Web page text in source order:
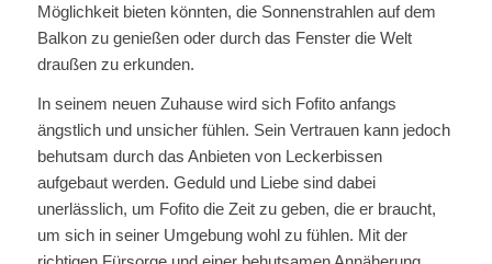
Möglichkeit bieten könnten, die Sonnenstrahlen auf dem
Balkon zu genießen oder durch das Fenster die Welt
draußen zu erkunden.
In seinem neuen Zuhause wird sich Fofito anfangs
ängstlich und unsicher fühlen. Sein Vertrauen kann jedoch
behutsam durch das Anbieten von Leckerbissen
aufgebaut werden. Geduld und Liebe sind dabei
unerlässlich, um Fofito die Zeit zu geben, die er braucht,
um sich in seiner Umgebung wohl zu fühlen. Mit der